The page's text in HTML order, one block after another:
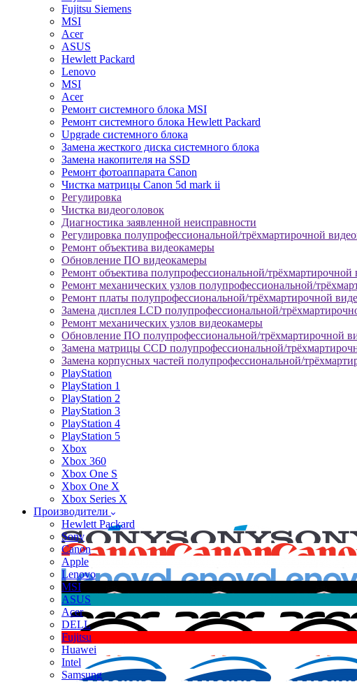
Fujitsu Siemens
MSI
Acer
ASUS
Hewlett Packard
Lenovo
MSI
Acer
Ремонт системного блока MSI
Ремонт системного блока Hewlett Packard
Upgrade системного блока
Замена жесткого диска системного блока
Замена накопителя на SSD
Ремонт фотоаппарата Canon
Чистка матрицы Canon 5d mark ii
Регулировка
Чистка видеоголовок
Диагностика заявленной неисправности
Регулировка полупрофессиональной/трёхмартирочной
Ремонт объектива видеокамеры
Обновление ПО видеокамеры
Ремонт объектива полупрофессиональной/трёхмартирочной
Ремонт механических узлов полупрофессиональной/
Ремонт платы полупрофессиональной/трёхмартирочной
Замена дисплея LCD полупрофессиональной/
Ремонт механических узлов видеокамеры
Обновление ПО полупрофессиональной/трёхмартирочной
Замена матрицы CCD полупрофессиональной/
Замена корпусных частей полупрофессиональной/
PlayStation
PlayStation 1
PlayStation 2
PlayStation 3
PlayStation 4
PlayStation 5
Xbox
Xbox 360
Xbox One S
Xbox One X
Xbox Series X
Производители
Hewlett Packard
Sony
Canon
Apple
Lenovo
MSI
ASUS
Acer
DELL
Fujitsu
Huawei
Intel
Samsung